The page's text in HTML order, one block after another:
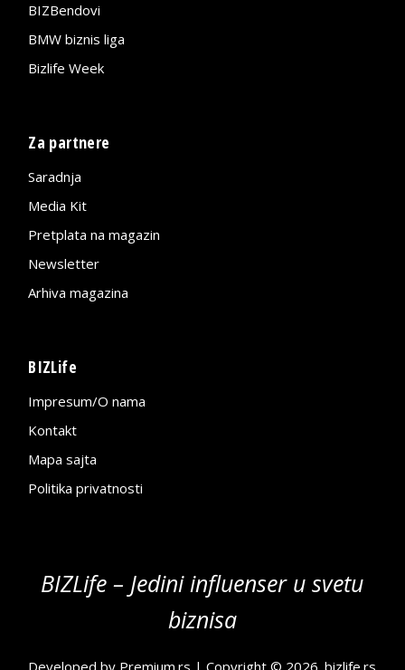
BIZBendovi
BMW biznis liga
Bizlife Week
Za partnere
Saradnja
Media Kit
Pretplata na magazin
Newsletter
Arhiva magazina
BIZLife
Impresum/O nama
Kontakt
Mapa sajta
Politika privatnosti
BIZLife – Jedini influenser u svetu
biznisa